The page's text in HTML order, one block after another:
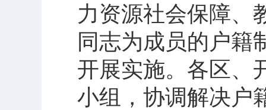
力资源社会保障、
同志为成员的户籍
开展实施。各区、
小组，协调解决户